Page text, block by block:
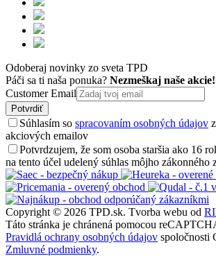
Odoberaj novinky zo sveta TPD
Páči sa ti naša ponuka? Nezmeškaj naše akcie!
Customer Email
Potvrdiť
Súhlasím so spracovaním osobných údajov
akciových emailov
Potvrdzujem, že som osoba staršia ako 16
na tento účel udelený súhlas môjho zákonného
Copyright © 2026 TPD.sk. Tvorba webu od
Táto stránka je chránená pomocou
Pravidlá ochrany osobných údajov spoločnosti
Zmluvné podmienky.